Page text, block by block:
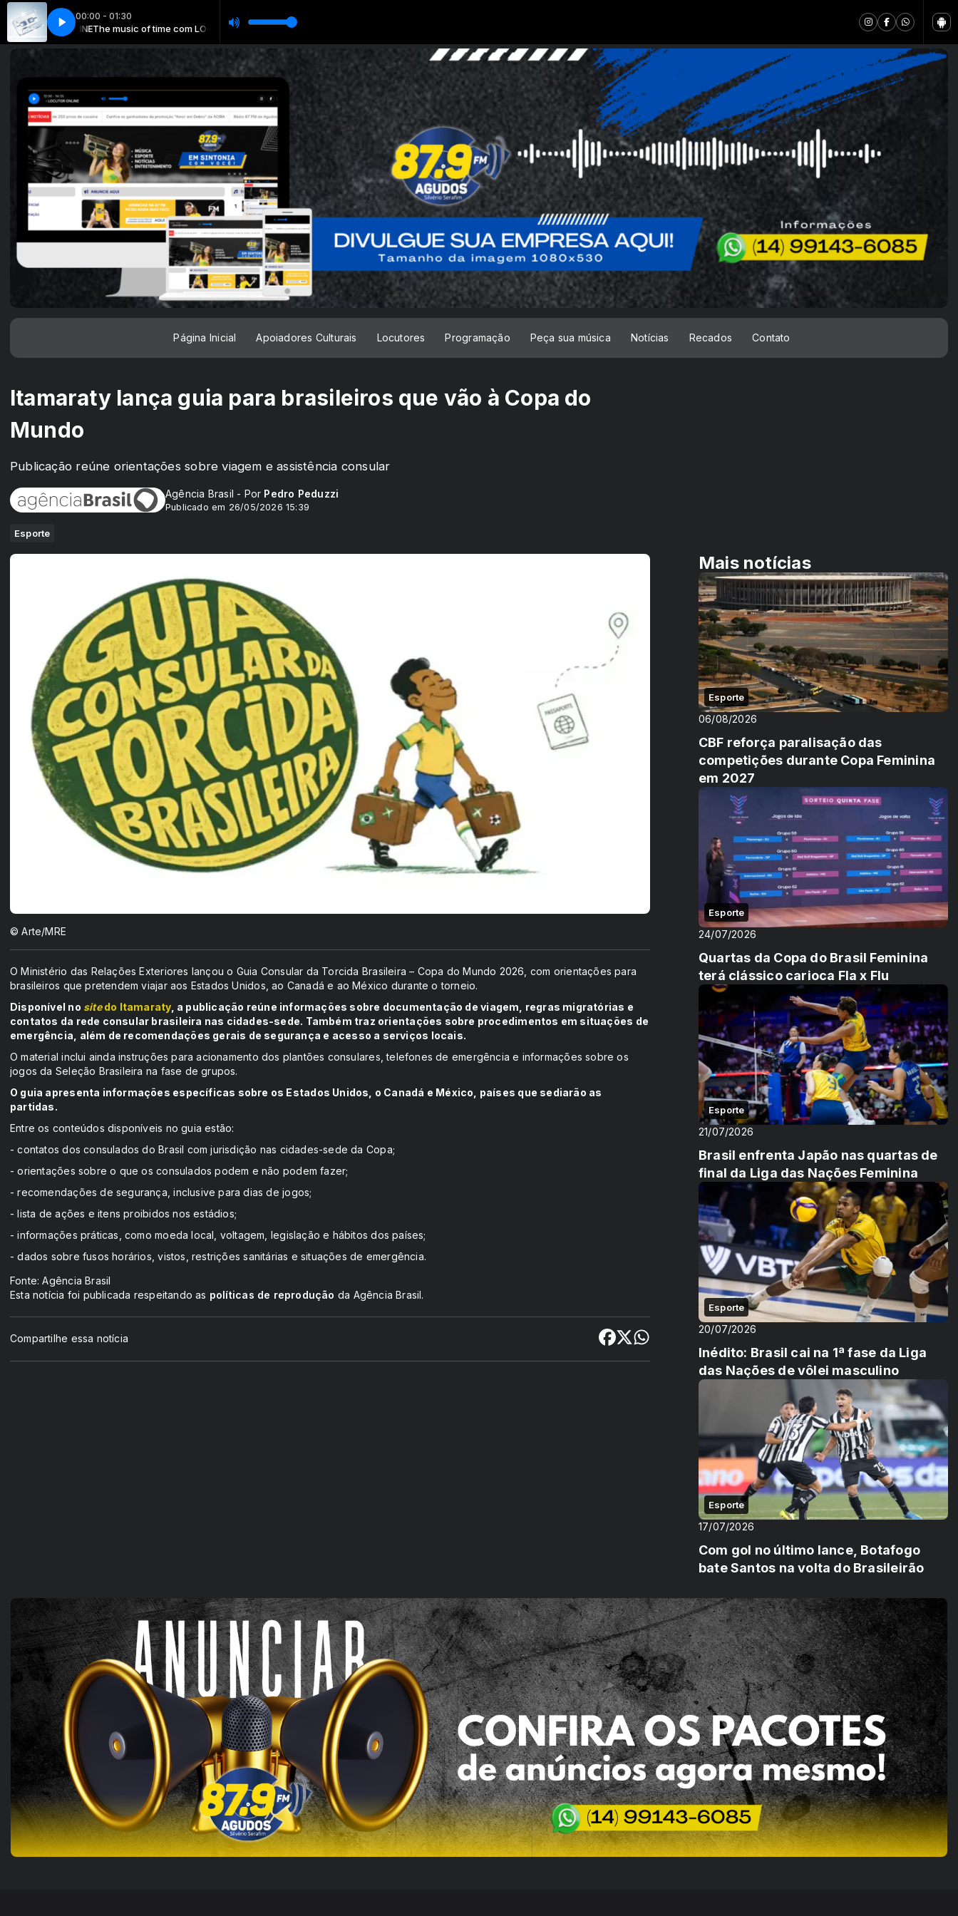
00:00 - 01:30
ONLINE The music of time com LOCUTOR ONLINE
Página Inicial Apoiadores Culturais Locutores Programação Peça sua música Notícias Recados Contato
Itamaraty lança guia para brasileiros que vão à Copa do
Mundo
Publicação reúne orientações sobre viagem e assistência consular
Agência Brasil - Por Pedro Peduzzi
Publicado em 26/05/2026 15:39
Esporte
© Arte/MRE
O Ministério das Relações Exteriores lançou o Guia Consular da Torcida Brasileira – Copa do Mundo 2026, com orientações para
brasileiros que pretendem viajar aos Estados Unidos, ao Canadá e ao México durante o torneio.
Disponível no sitedo Itamaraty, a publicação reúne informações sobre documentação de viagem, regras migratórias e
contatos da rede consular brasileira nas cidades-sede. Também traz orientações sobre procedimentos em situações de
emergência, além de recomendações gerais de segurança e acesso a serviços locais.
O material inclui ainda instruções para acionamento dos plantões consulares, telefones de emergência e informações sobre os
jogos da Seleção Brasileira na fase de grupos.
O guia apresenta informações específicas sobre os Estados Unidos, o Canadá e México, países que sediarão as
partidas.
Entre os conteúdos disponíveis no guia estão:
- contatos dos consulados do Brasil com jurisdição nas cidades-sede da Copa;
- orientações sobre o que os consulados podem e não podem fazer;
- recomendações de segurança, inclusive para dias de jogos;
- lista de ações e itens proibidos nos estádios;
- informações práticas, como moeda local, voltagem, legislação e hábitos dos países;
- dados sobre fusos horários, vistos, restrições sanitárias e situações de emergência.
Fonte: Agência Brasil
Esta notícia foi publicada respeitando as políticas de reprodução da Agência Brasil.
Compartilhe essa notícia
Mais notícias
Esporte
06/08/2026
CBF reforça paralisação das
competições durante Copa Feminina
em 2027
Esporte
24/07/2026
Quartas da Copa do Brasil Feminina
terá clássico carioca Fla x Flu
Esporte
21/07/2026
Brasil enfrenta Japão nas quartas de
final da Liga das Nações Feminina
Esporte
20/07/2026
Inédito: Brasil cai na 1ª fase da Liga
das Nações de vôlei masculino
Esporte
17/07/2026
Com gol no último lance, Botafogo
bate Santos na volta do Brasileirão